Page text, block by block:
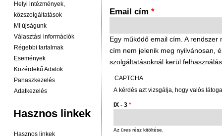
Helyi intézmények,
közszolgáltatások
MI újságunk
Választási információk
Régebbi tartalmak
Események
Közérdekű Adatok
Panaszkezelés
Adatkezelés
Hasznos linkek
Hasznos linkek
Email cím *
Egy működő email cím. A
cím nem jelenik meg nyilvánosan,
szolgáltatásoknál kerül
CAPTCHA
A kérdés azt vizsgálja, hogy valós
IX - 3 *
Az üres rész kitöltése.